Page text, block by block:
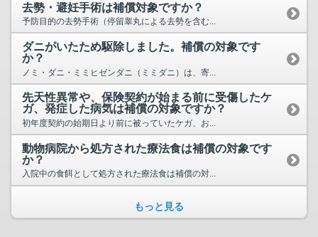
去勢・避妊手術は補償対象ですか？
予防目的の去勢手術（停留睾丸による去勢を含む...
ダニがいたため駆除しました。補償の対象です
か？
ノミ・ダニ・ミミヒゼンダニ（ミミダニ）は、寄...
先天性異常や、保険契約が始まる前に受傷したケ
ガ、発症した病気は補償の対象ですか？
初年度契約の始期日より前に被っていたケガ、お...
動物病院から処方された療法食は補償の対象です
か？
入院中の食餌として処方された療法食は補償の対...
もっと見る